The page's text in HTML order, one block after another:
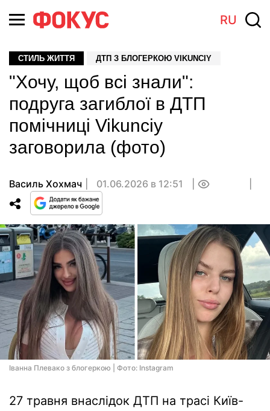
RU
СТИЛЬ ЖИТТЯ ДТП З БЛОГЕРКОЮ VIKUNCIY
"Хочу, щоб всі знали":
подруга загиблої в ДТП
помічниці Vikunciy
заговорила (фото)
Василь Хохмач 01.06.2026 в 12:51
Іванна Плевако з блогеркою | Фото: Instagram
27 травня внаслідок ДТП на трасі Київ-